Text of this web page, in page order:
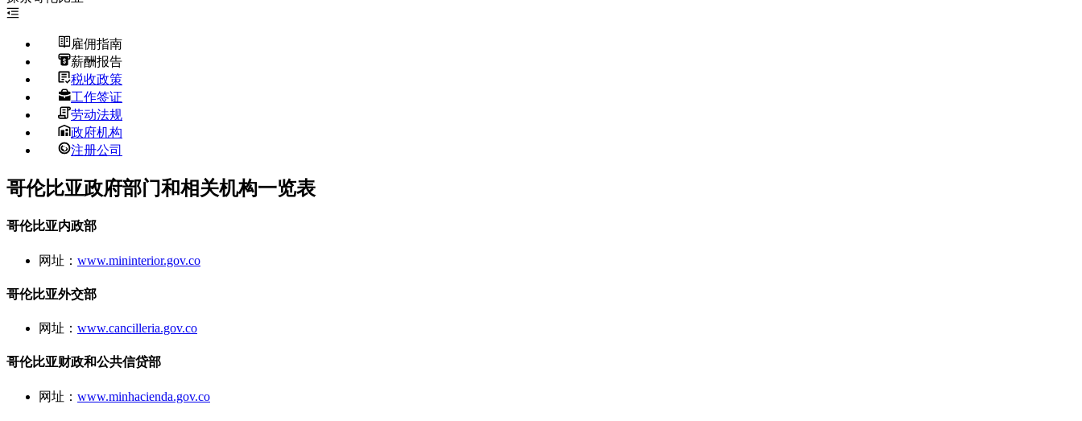
雇佣指南
薪酬报告
税收政策
工作签证
劳动法规
政府机构
注册公司
哥伦比亚政府部门和相关机构一览表
哥伦比亚内政部
网址： www.mininterior.gov.co
哥伦比亚外交部
网址： www.cancilleria.gov.co
哥伦比亚财政和公共信贷部
网址： www.minhacienda.gov.co